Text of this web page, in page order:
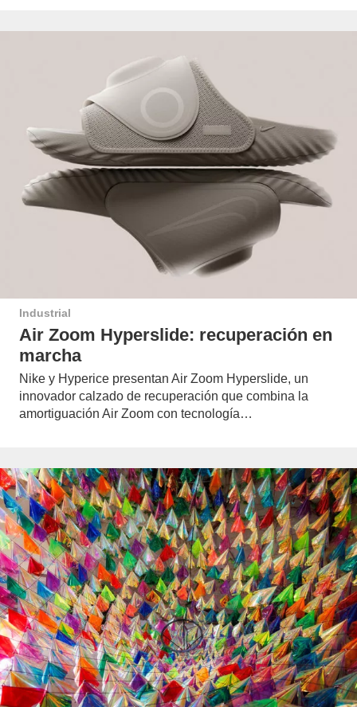
Industrial
Air Zoom Hyperslide: recuperación en
marcha
Nike y Hyperice presentan Air Zoom Hyperslide, un
innovador calzado de recuperación que combina la
amortiguación Air Zoom con tecnología…